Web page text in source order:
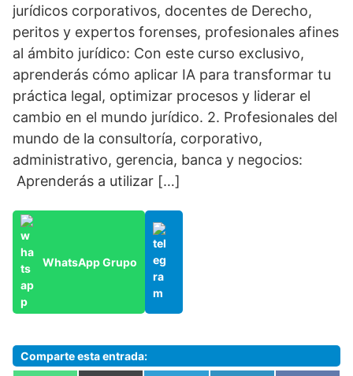
jurídicos corporativos, docentes de Derecho,
peritos y expertos forenses, profesionales afines
al ámbito jurídico: Con este curso exclusivo,
aprenderás cómo aplicar IA para transformar tu
práctica legal, optimizar procesos y liderar el
cambio en el mundo jurídico. 2. Profesionales del
mundo de la consultoría, corporativo,
administrativo, gerencia, banca y negocios:
Aprenderás a utilizar […]
WhatsApp Grupo
Comparte esta entrada: